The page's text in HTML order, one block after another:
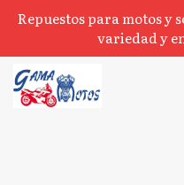
Repuestos para motos y
variedad y